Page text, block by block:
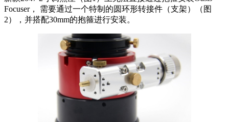
Focuser， 需要通过一个特制的圆环形转接件（支架）（图
2），并搭配30mm的抱箍进行安装。